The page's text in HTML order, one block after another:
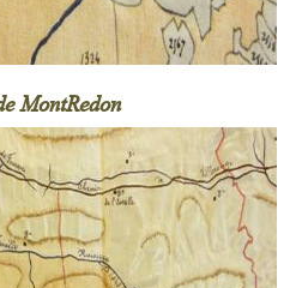
MontRedon